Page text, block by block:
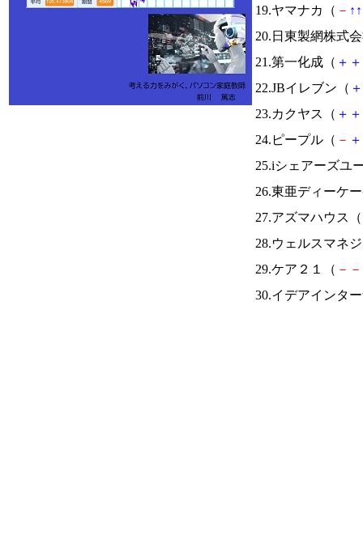
19.ヤマナカ（ － ↑ ↑
20.日東製網株式
21.第一化成（ ＋ ＋
22.JBイレブン（ ＋
23.カクヤス（ ＋ ＋
24.ピープル（ － ＋
25.iシェアーズユ
26.東亜ディーケ
27.アズマハウス（
28.ウェルスマネ
29.ケア２１（ － －
30.イデアインタ